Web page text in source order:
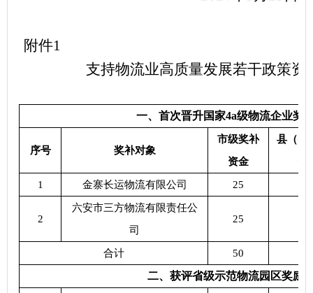
附件1
支持物流业高质量发展若干政策资
一、首次晋升国家4a级物流企业奖
序号 奖补对象
市级奖补
资金
县（区
1 金寨长运物流有限公司 25
2
六安市三方物流有限责任公
司
25
合计 50
二、获评省级示范物流园区奖励